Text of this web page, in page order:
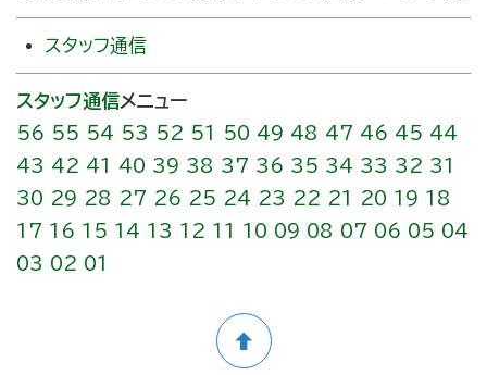
スタッフ通信
スタッフ通信メニュー
56 55 54 53 52 51 50 49 48 47 46 45 44
43 42 41 40 39 38 37 36 35 34 33 32 31
30 29 28 27 26 25 24 23 22 21 20 19 18
17 16 15 14 13 12 11 10 09 08 07 06 05 04
03 02 01